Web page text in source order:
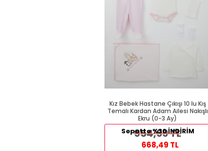
Kız Bebek Hastane Çıkışı 10 lu Kış
Temalı Kardan Adam Ailesi Nakışlı
Ekru (0-3 Ay)
954,99 TL
Sepette %30 İNDİRİM
668,49 TL